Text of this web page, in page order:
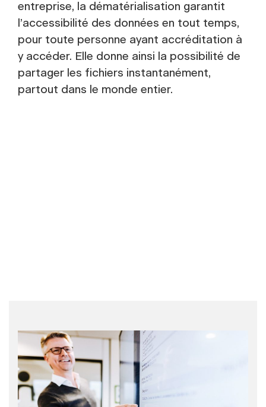
entreprise, la dématérialisation garantit
l’accessibilité des données en tout temps,
pour toute personne ayant accréditation à
y accéder. Elle donne ainsi la possibilité de
partager les fichiers instantanément,
partout dans le monde entier.